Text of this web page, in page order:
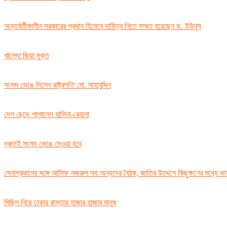
অন্তর্বর্তীকালীন সরকারের প্রধান হিসেবে দায়িত্ব নিতে সম্মত হয়েছেন ড. ইউনূস
খালেদা জিয়া মুক্ত
সংসদ ভেঙে দিলেন রাষ্ট্রপতি মো. সাহাবুদ্দিন
দেশ ছেড়ে পালালেন হাসিনা-রেহানা
দ্রুতই সংসদ ভেঙে দেওয়া হবে
সেনাপ্রধানের সঙ্গে আসিফ নজরুল সহ অন্যদের বৈঠক, জাতির উদ্দেশে কিছুক্ষণের মধ্যে
মিছিল নিয়ে ঢাকার রাস্তায় হাজার হাজার মানুষ